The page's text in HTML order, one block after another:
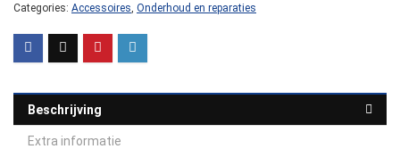
Categories: Accessoires Onderhoud en reparaties
Beschrijving
Extra informatie